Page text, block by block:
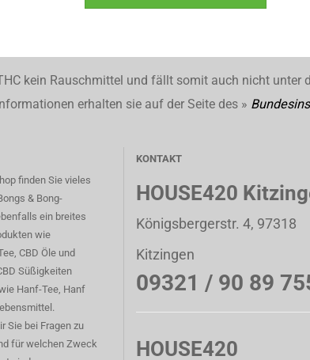
kein Rauschmittel und fällt somit auch nicht unter
erhalten sie auf der Seite des »
finden Sie vieles
& Bong-
ein breites
wie
CBD Öle und
Süßigkeiten
Hanf-Tee, Hanf
Sie bei Fragen zu
für welchen Zweck
KONTAKT
HOUSE420
Königsbergerstr. 4, 97318
Kitzingen
09321 / 90 89
HOUSE420